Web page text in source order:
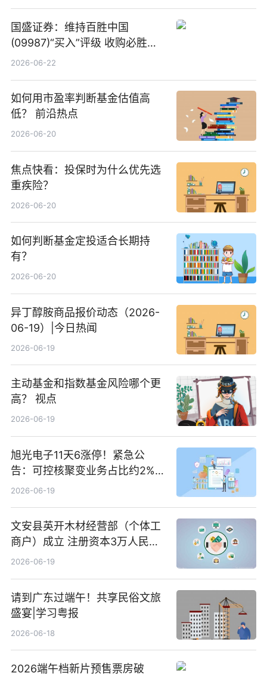
国盛证券：维持百胜中国
(09987)“买入”评级 收购必胜客
中国增厚利润加速成长 信息
2026-06-22
如何用市盈率判断基金估值高
低？ 前沿热点
2026-06-20
焦点快看：投保时为什么优先选
重疾险？
2026-06-20
如何判断基金定投适合长期持
有？
2026-06-20
异丁醇胺商品报价动态（2026-
06-19）|今日热闻
2026-06-19
主动基金和指数基金风险哪个更
高？ 视点
2026-06-19
旭光电子11天6涨停！紧急公
告：可控核聚变业务占比约2%！
前沿热点
2026-06-19
文安县英开木材经营部（个体工
商户）成立 注册资本3万人民币
新要闻
2026-06-19
请到广东过端午！共享民俗文旅
盛宴|学习粤报
2026-06-18
2026端午档新片预售票房破